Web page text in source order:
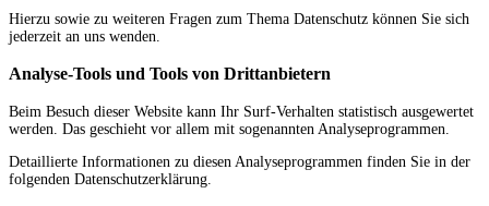
Hierzu sowie zu weiteren Fragen zum Thema Datenschutz können Sie sich
jederzeit an uns wenden.
Analyse-Tools und Tools von Dritt­anbietern
Beim Besuch dieser Website kann Ihr Surf-Verhalten statistisch ausgewertet
werden. Das geschieht vor allem mit sogenannten Analyseprogrammen.
Detaillierte Informationen zu diesen Analyseprogrammen finden Sie in der
folgenden Datenschutzerklärung.